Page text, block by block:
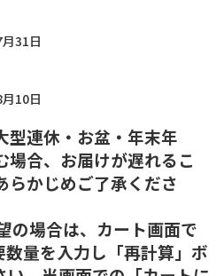
31日
10日
連休・お盆・年末年
場合、お届けが遅れるこ
らかじめご了承くださ
の場合は、カート画面で
数量を入力し「再計算」ボ